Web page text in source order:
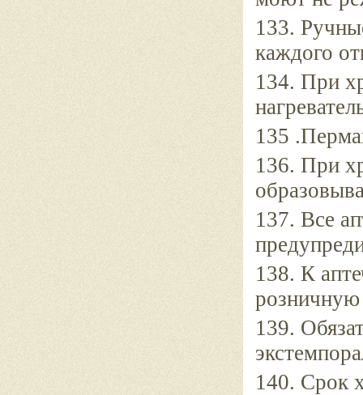
133.
каждого
134. При
135
136. При
137. Все
138. К
139.
140. Срок